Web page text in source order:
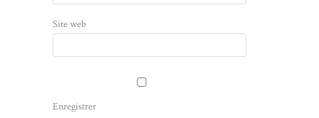
Site web
Enregistrer